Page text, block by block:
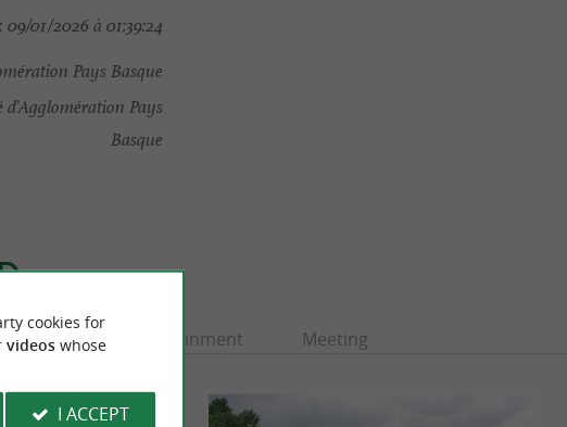
09/01/2026 à 01:39:24
Pays Basque
Pays
Basque
Tasting Entertainment Meeting
cookies for
videoswhose
I ACCEPT